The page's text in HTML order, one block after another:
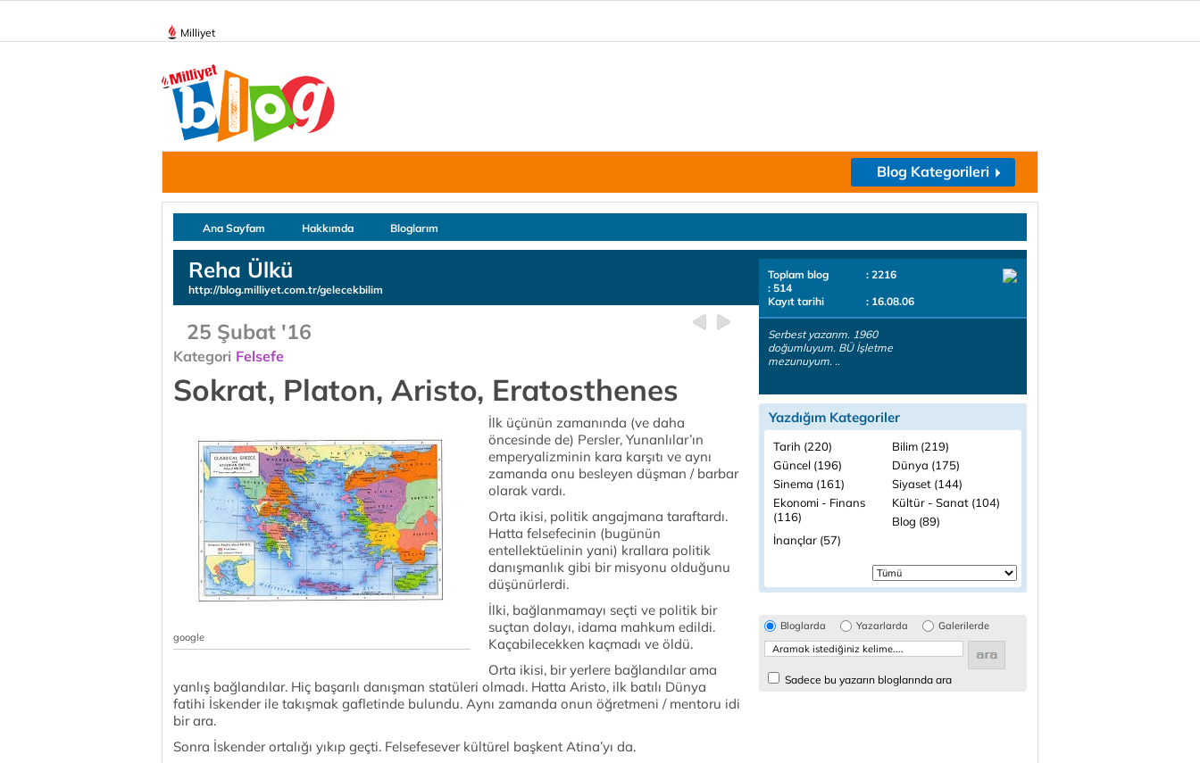
Milliyet
Blog Kategorileri
Ana Sayfam Hakkımda Bloglarım
Reha Ülkü
http://blog.milliyet.com.tr/gelecekbilim
25 Şubat '16
Kategori Felsefe
Sokrat, Platon, Aristo, Eratosthenes
google
İlk üçünün zamanında (ve daha
öncesinde de) Persler, Yunanlılar’ın
emperyalizminin kara karşıtı ve aynı
zamanda onu besleyen düşman / barbar
olarak vardı.
Orta ikisi, politik angajmana taraftardı.
Hatta felsefecinin (bugünün
entellektüelinin yani) krallara politik
danışmanlık gibi bir misyonu olduğunu
düşünürlerdi.
İlki, bağlanmamayı seçti ve politik bir
suçtan dolayı, idama mahkum edildi.
Kaçabilecekken kaçmadı ve öldü.
Orta ikisi, bir yerlere bağlandılar ama
yanlış bağlandılar. Hiç başarılı danışman statüleri olmadı. Hatta Aristo, ilk batılı Dünya
fatihi İskender ile takışmak gafletinde bulundu. Aynı zamanda onun öğretmeni / mentoru idi
bir ara.
Sonra İskender ortalığı yıkıp geçti. Felsefesever kültürel başkent Atina’yı da.
Toplam blog
: 2216
: 514
Kayıt tarihi
: 16.08.06
Serbest yazarım. 1960
doğumluyum. BÜ İşletme
mezunuyum. ..
Yazdığım Kategoriler
Tarih (220)
Bilim (219)
Güncel (196)
Dünya (175)
Sinema (161)
Siyaset (144)
Ekonomi - Finans
(116)
Kültür - Sanat (104)
Blog (89)
İnançlar (57)
Bloglarda Yazarlarda Galerilerde
Sadece bu yazarın bloglarında ara